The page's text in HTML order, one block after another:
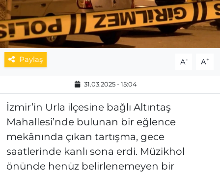
Paylaş A- A+
31.03.2025 - 15:04
İzmir’in Urla ilçesine bağlı Altıntaş
Mahallesi’nde bulunan bir eğlence
mekânında çıkan tartışma, gece
saatlerinde kanlı sona erdi. Müzikhol
önünde henüz belirlenemeyen bir